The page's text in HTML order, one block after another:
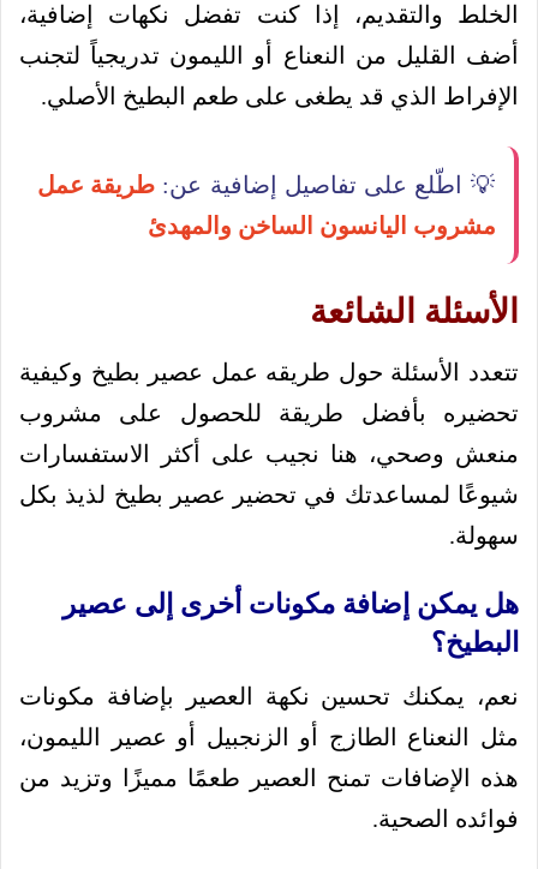
الخلط والتقديم، إذا كنت تفضل نكهات إضافية،
أضف القليل من النعناع أو الليمون تدريجياً لتجنب
الإفراط الذي قد يطغى على طعم البطيخ الأصلي.
💡 اطّلع على تفاصيل إضافية عن: طريقة عمل
مشروب اليانسون الساخن والمهدئ
الأسئلة الشائعة
تتعدد الأسئلة حول طريقه عمل عصير بطيخ وكيفية
تحضيره بأفضل طريقة للحصول على مشروب
منعش وصحي، هنا نجيب على أكثر الاستفسارات
شيوعًا لمساعدتك في تحضير عصير بطيخ لذيذ بكل
سهولة.
هل يمكن إضافة مكونات أخرى إلى عصير
البطيخ؟
نعم، يمكنك تحسين نكهة العصير بإضافة مكونات
مثل النعناع الطازج أو الزنجبيل أو عصير الليمون،
هذه الإضافات تمنح العصير طعمًا مميزًا وتزيد من
فوائده الصحية.